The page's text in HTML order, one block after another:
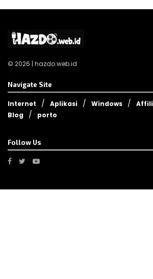
© 2026 | hazdo.web.id
Navigate Site
Internet Aplikasi Windows
Blog
porto
Follow Us